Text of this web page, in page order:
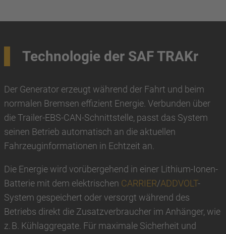
Technologie der SAF TRAKr
Der Generator erzeugt während der Fahrt und beim
normalen Bremsen effizient Energie. Verbunden über
die Trailer‑EBS‑CAN‑Schnittstelle, passt das System
seinen Betrieb automatisch an die aktuellen
Fahrzeuginformationen in Echtzeit an.
Die Energie wird vorübergehend in einer Lithium-Ionen-
Batterie mit dem elektrischen CARRIER/ADDVOLT-
System gespeichert oder versorgt während des
Betriebs direkt die Zusatzverbraucher im Anhänger, wie
z. B. Kühlaggregate. Für maximale Sicherheit und